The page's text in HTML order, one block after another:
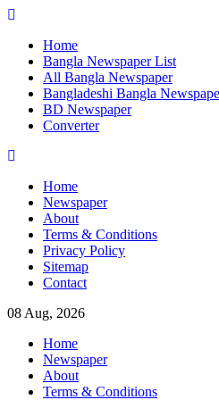
Skip
contentHome
Bangla Newspaper List
All Bangla Newspaper
Bangladeshi Bangla
BD Newspaper
Converter
Home
Newspaper
About
Terms & Conditions
Privacy Policy
Sitemap
Contact
08 Aug, 2026
Home
Newspaper
About
Terms & Conditions